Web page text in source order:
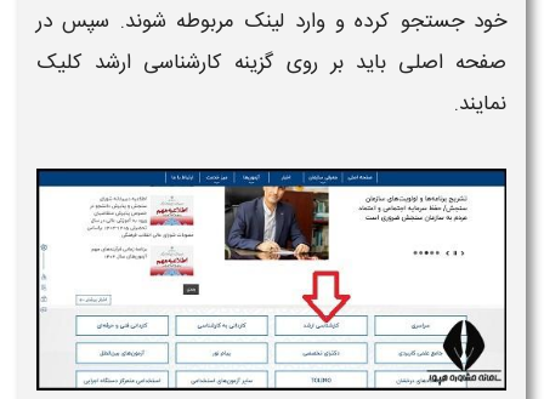
خود جستجو کرده و وارد لینک مربوطه شوند. سپس در
صفحه اصلی باید بر روی گزینه کارشناسی ارشد کلیک
نمایند.